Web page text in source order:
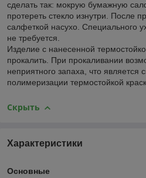
сделать так: мокрую бумажную
протереть стекло изнутри. После
салфеткой насухо. Специального
не требуется.
Изделие с нанесенной
прокалить. При прокаливании
неприятного запаха, что является
полимеризации термостойкой
Скрыть
Характеристики
Основные